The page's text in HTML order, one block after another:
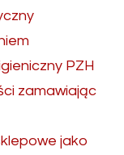
PZH
zamawiając
jako